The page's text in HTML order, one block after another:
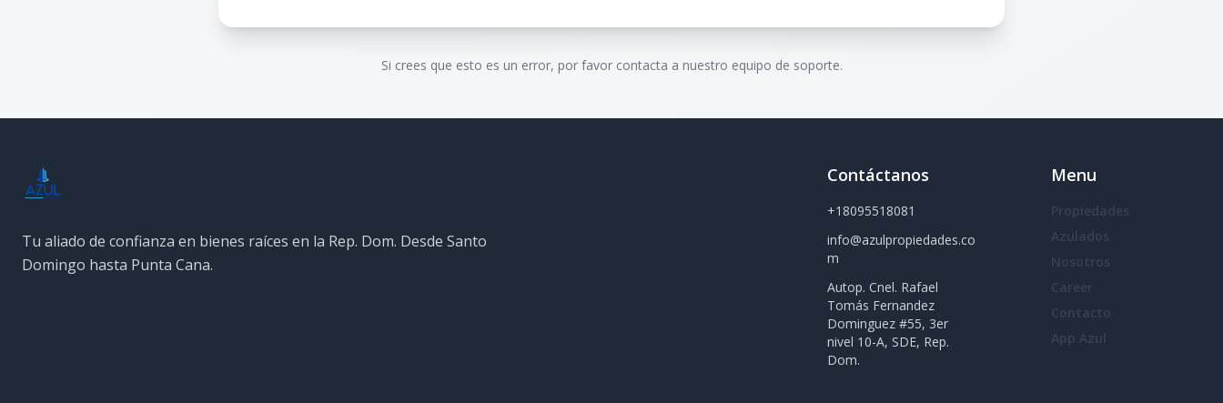
Si crees que esto es un error, por favor contacta a nuestro equipo de soporte.
Tu aliado de confianza en bienes raíces en la Rep. Dom. Desde Santo
Domingo hasta Punta Cana.
Contáctanos
+18095518081
info@azulpropiedades.co
m
Autop. Cnel. Rafael
Tomás Fernandez
Dominguez #55, 3er
nivel 10-A, SDE, Rep.
Dom.
Menu
Propiedades
Azulados
Nosotros
Career
Contacto
App Azul